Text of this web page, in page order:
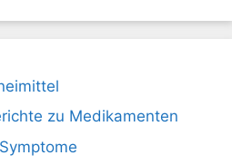
zu Medikamenten